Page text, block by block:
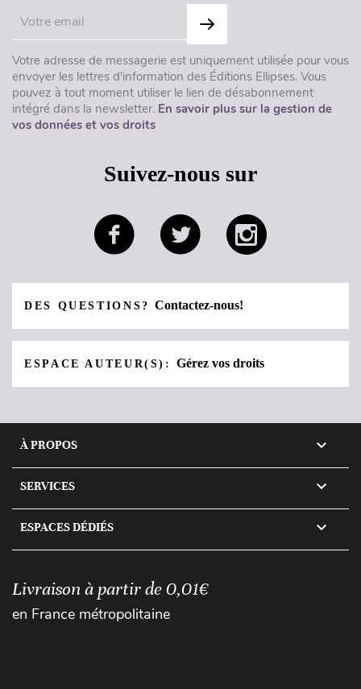
Votre adresse de messagerie est uniquement utilisée pour vous
envoyer les lettres d'information des Éditions Ellipses. Vous
pouvez à tout moment utiliser le lien de désabonnement
intégré dans la newsletter. En savoir plus sur la gestion de
vos données et vos droits
Suivez-nous sur
DES QUESTIONS?Contactez-nous!
ESPACE AUTEUR(S):Gérez vos droits
À PROPOS 
SERVICES 
ESPACES DÉDIÉS 
Livraison à partir de 0,01€
en France métropolitaine